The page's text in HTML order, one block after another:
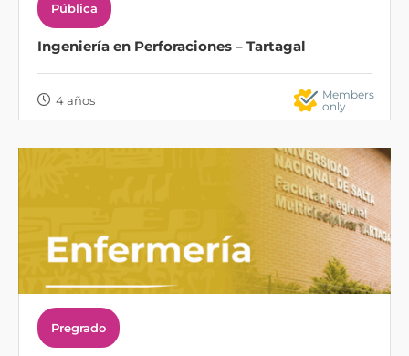
Pública
Ingeniería en Perforaciones – Tartagal
4 años
Members
only
Pregrado